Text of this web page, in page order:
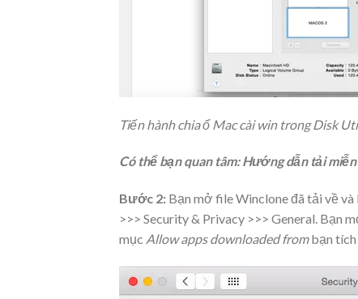
Tiến hành chia ổ Mac cài win trong Disk
Có thể bạn quan tâm: Hướng dẫn tải
Bước 2: Bạn mở file Winclone đã tải về
>>> Security & Privacy >>> General. Bạn
mục Allow apps downloaded frombạn tích